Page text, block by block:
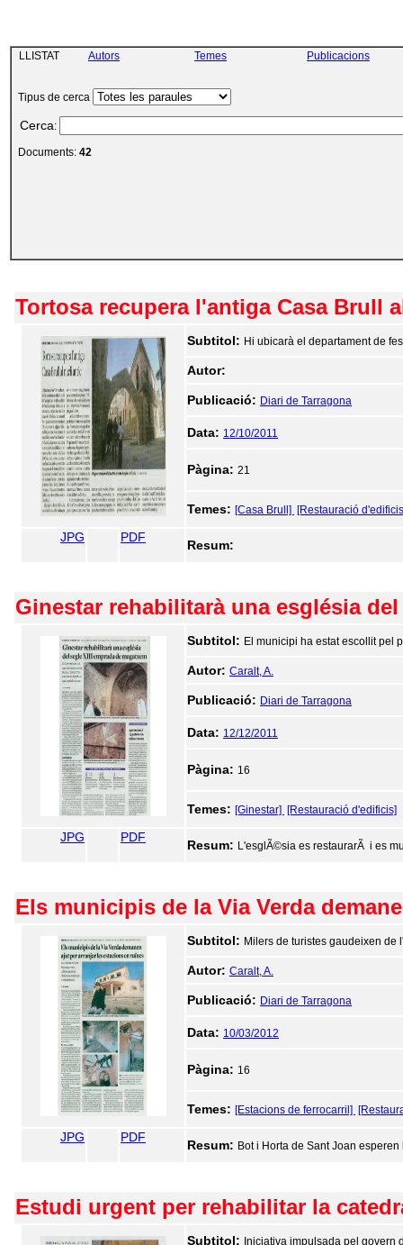
LLISTAT Autors Temes Publicacions
Tipus de cerca
Cerca:
Documents: 42
Tortosa recupera l'antiga Casa Brull
Subtitol: Hi ubicarà el departament de
Autor:
Publicació: Diari de Tarragona
Data: 12/10/2011
Pàgina: 21
Temes: [Casa Brull] [Restauració
JPG PDF
Resum:
Ginestar rehabilitarà una església
Subtitol: El municipi ha estat escollit pel
Autor: Caralt, A.
Publicació: Diari de Tarragona
Data: 12/12/2011
Pàgina: 16
Temes: [Ginestar] [Restauració d'edificis]
JPG PDF
Resum: L'esglÃ©sia es restaurarÃ i es
Els municipis de la Via Verda
Subtitol: Milers de turistes gaudeixen
Autor: Caralt, A.
Publicació: Diari de Tarragona
Data: 10/03/2012
Pàgina: 16
Temes: [Estacions de ferrocarril]
JPG PDF
Resum: Bot i Horta de Sant Joan
Estudi urgent per rehabilitar la
Subtitol: Iniciativa impulsada pel govern